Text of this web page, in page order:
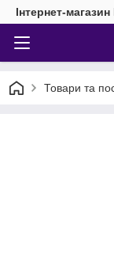
Інтернет-
Товари та